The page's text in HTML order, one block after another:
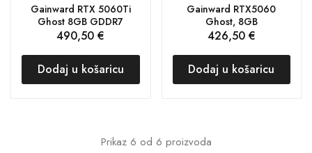
Gainward RTX 5060Ti
Ghost 8GB GDDR7
490,50€
Dodaj u košaricu
Gainward RTX5060
Ghost, 8GB
426,50 €
Dodaj u košaricu
Prikaz6 od 6 proizvoda